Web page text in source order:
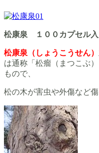
松康泉 １００カプセル入
松康泉（しょうこうせん）
は通称「松瘤（まつこぶ
もので、
松の木が害虫や外傷など